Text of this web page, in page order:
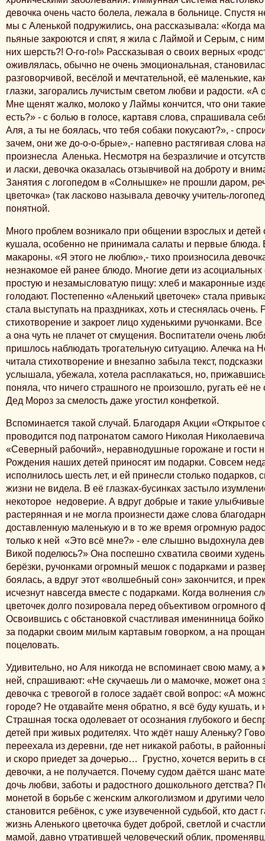
девочка очень часто болела, лежала в больнице. Спустя
мы с Аленькой подружились, она рассказывала: «Когда
пьяные закроются и спят, я жила с Лаймой и Серым, с
них шерсть?! О-го-го!» Рассказывая о своих верных
оживлялась, обычно не очень эмоциональная,
разговорчивой, весёлой и мечтательной, её маленькие,
глазки, загорались лучистым светом любви и радости. «А
Мне щенят жалко, молоко у Лаймы кончится, что они
есть?» - с болью в голосе, картавя слова, спрашивала
Аля, а ты не боялась, что тебя собаки покусают?», -
зачем, они же до-о-о-брые»,- напевно растягивая слова
произнесла Аленька. Несмотря на безразличие и
и ласки, девочка оказалась отзывчивой на доброту и
Занятия с логопедом в «Солнышке» не прошли даром,
цветочка» (так ласково называла девочку учитель-
понятной.
Много проблем возникало при общении взрослых и
кушала, особенно не принимала салаты и первые блюда.
макароны. «Я этого не люблю»,- тихо произносила
незнакомое ей ранее блюдо. Многие дети из
простую и незамысловатую пищу: хлеб и макаронные
голодают. Постепенно «Аленький цветочек» стала
стала выступать на праздниках, хоть и стеснялась очень.
стихотворение и закроет лицо худенькими ручонками.
а она чуть не плачет от смущения. Воспитатели очень
пришлось наблюдать трогательную ситуацию. Алечка на
читала стихотворение и внезапно забыла текст,
услышала, убежала, хотела расплакаться, но,
поняла, что ничего страшного не произошло, ругать её
Дед Мороз за смелость даже угостил конфеткой.
Вспоминается такой случай. Благодаря Акции «Открытое
проводится под патронатом самого Николая
«Северный рабочий», неравнодушные горожане и гости
Рождения наших детей приносят им подарки. Совсем
исполнилось шесть лет, и ей принесли столько подарков,
жизни не видела. В её глазках-бусинках застыло
некоторое недоверие. А вдруг добрые и такие
растерянная и не могла произнести даже слова
доставленную маленькую и в то же время огромную
только к ней «Это всё мне?» - еле слышно выдохнула
Викой поделюсь?» Она поспешно схватила своими
берёзки, ручонками огромный мешок с подарками и
боялась, а вдруг этот «волшебный сон» закончится, и
исчезнут навсегда вместе с подарками. Когда волнения
цветочек долго позировала перед объективом огромного
Освоившись с обстановкой счастливая именинница
за подарки своим милым картавым говорком, а на
поцеловать.
Удивительно, но Аля никогда не вспоминает свою маму, а
ней, спрашивают: «Не скучаешь ли о мамочке, может она
девочка с тревогой в голосе задаёт свой вопрос: «А
городе? Не отдавайте меня обратно, я всё буду кушать, и
Страшная тоска одолевает от осознания глубокого и
детей при живых родителях. Что ждёт нашу Аленьку?
переехала из деревни, где нет никакой работы, в
и скоро приедет за дочерью… Грустно, хочется верить в
девочки, а не получается. Почему судом даётся шанс
дочь любви, заботы и радостного дошкольного детства?
монетой в борьбе с женским алкоголизмом и другими
становится ребёнок, с уже изувеченной судьбой, кто даст
жизнь Аленького цветочка будет доброй, светлой и
мамой, давно утратившей человеческий облик,